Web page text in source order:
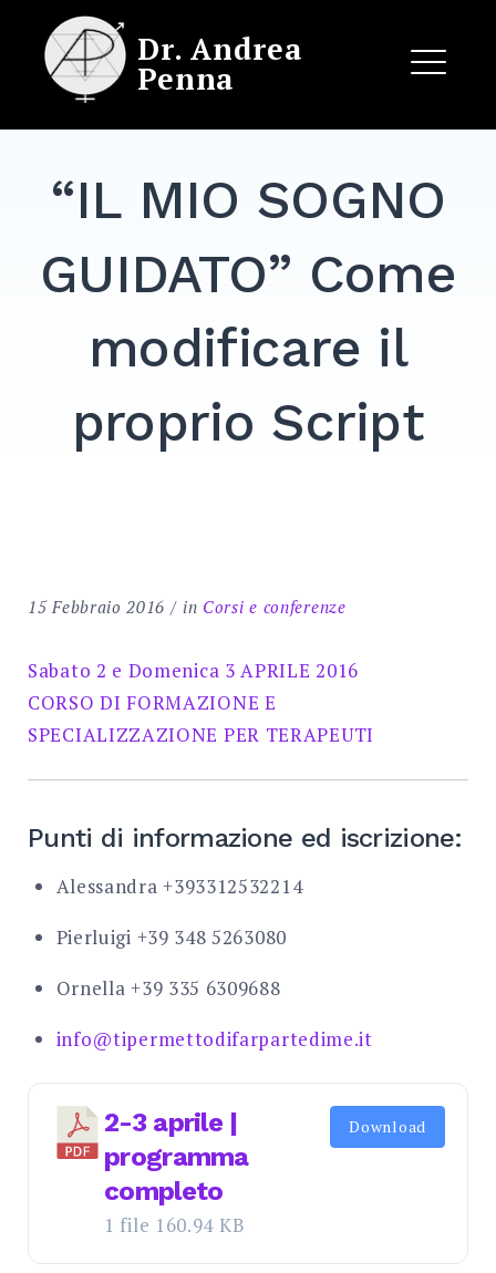
content
Dr. Andrea
Penna
EXPAND
“IL MIO SOGNO
GUIDATO” Come
modificare il
proprio Script
15 Febbraio 2016 in Corsi e conferenze
Sabato 2 e Domenica 3 APRILE 2016
CORSO DI FORMAZIONE E
SPECIALIZZAZIONE PER TERAPEUTI
Punti di informazione ed iscrizione:
Alessandra +393312532214
Pierluigi +39 348 5263080
Ornella +39 335 6309688
info@tipermettodifarpartedime.it
2-3 aprile |
programma
completo
1 file 160.94 KB
Download